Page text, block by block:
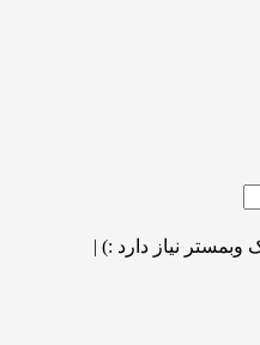
وبمستر نیاز دارد :) |